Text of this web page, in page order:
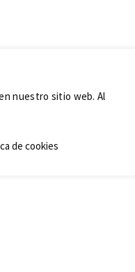
nuestro sitio web. Al
de cookies